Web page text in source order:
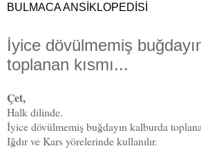
BULMACA ANSİKLOPEDİSİ
İyice dövülmemiş
toplanan kısmı...
Çet,
Halk dilinde.
İyice dövülmemiş buğdayın kalburda
Iğdır ve Kars yörelerinde kullanılır.